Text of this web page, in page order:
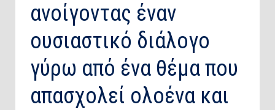
ανοίγοντας έναν
ουσιαστικό διάλογο
γύρω από ένα θέμα που
απασχολεί ολοένα και